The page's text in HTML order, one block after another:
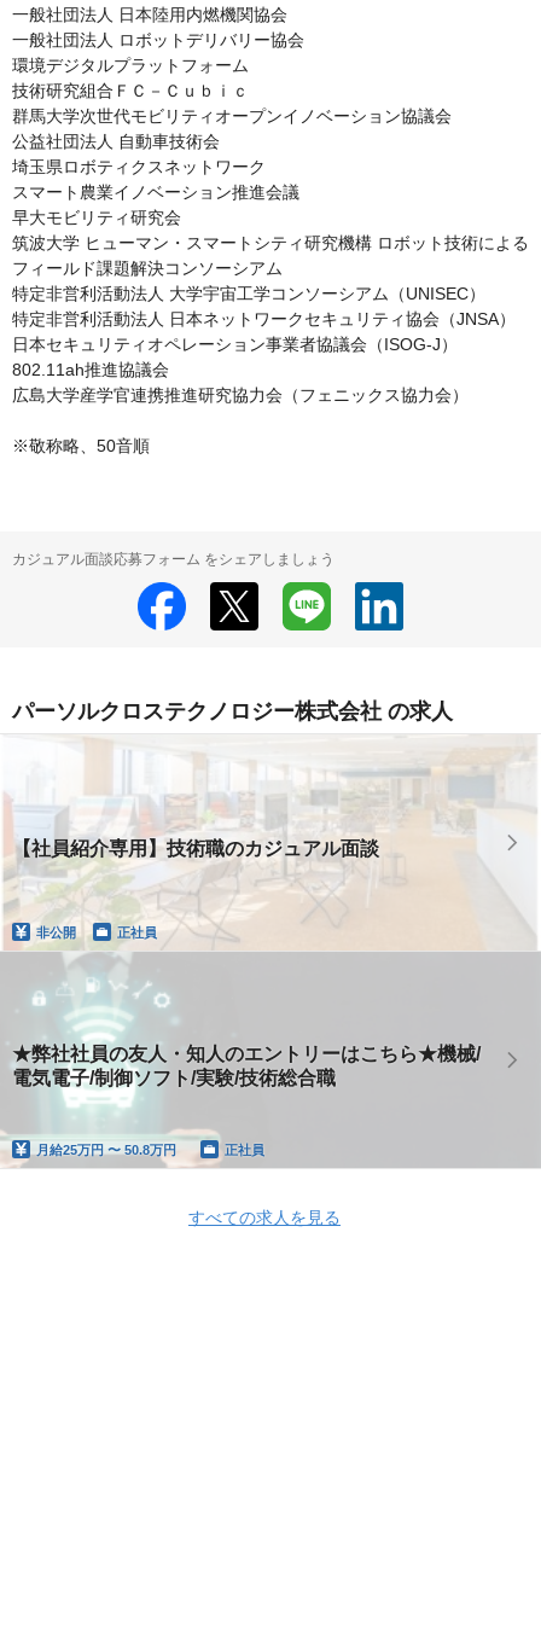
一般社団法人 日本陸用内燃機関協会
一般社団法人 ロボットデリバリー協会
環境デジタルプラットフォーム
技術研究組合ＦＣ－Ｃｕｂｉｃ
群馬大学次世代モビリティオープンイノベーション協議会
公益社団法人 自動車技術会
埼玉県ロボティクスネットワーク
スマート農業イノベーション推進会議
早大モビリティ研究会
筑波大学 ヒューマン・スマートシティ研究機構 ロボット技術による
フィールド課題解決コンソーシアム
特定非営利活動法人 大学宇宙工学コンソーシアム（UNISEC）
特定非営利活動法人 日本ネットワークセキュリティ協会（JNSA）
日本セキュリティオペレーション事業者協議会（ISOG-J）
802.11ah推進協議会
広島大学産学官連携推進研究協力会（フェニックス協力会）
※敬称略、50音順
カジュアル面談応募フォーム をシェアしましょう
パーソルクロステクノロジー株式会社 の求人
【社員紹介専用】技術職のカジュアル面談
非公開 正社員
★弊社社員の友人・知人のエントリーはこちら★機械/
電気電子/制御ソフト/実験/技術総合職
月給25万円 〜 50.8万円 正社員
すべての求人を見る